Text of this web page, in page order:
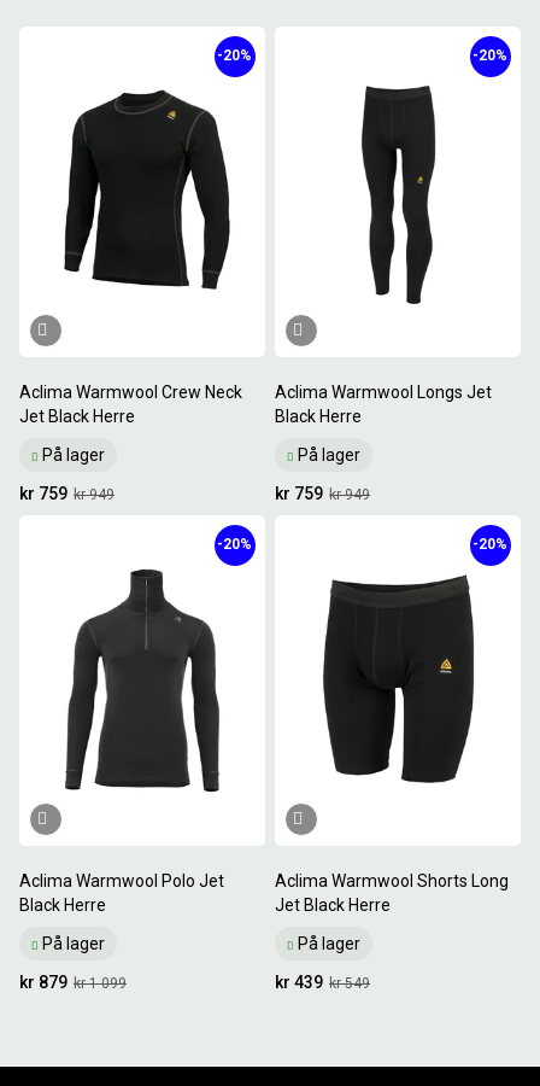
Aclima Warmwool Crew Neck
Jet Black Herre
På lager
-20%
kr 949
kr 759
Aclima Warmwool Longs Jet
Black Herre
På lager
-20%
kr 949
kr 759
Aclima Warmwool Polo Jet
Black Herre
På lager
-20%
kr 1 099
kr 879
Aclima Warmwool Shorts Long
Jet Black Herre
På lager
-20%
kr 549
kr 439